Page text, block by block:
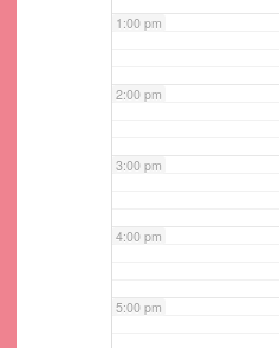
1:00 pm
2:00 pm
3:00 pm
4:00 pm
5:00 pm